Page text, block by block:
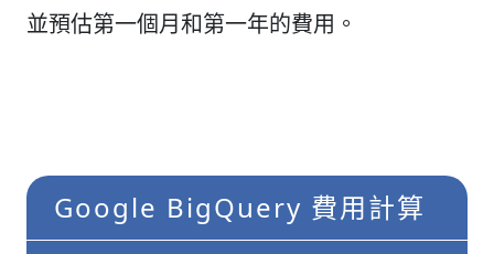
並預估第一個月和第一年的費用。
Google BigQuery 費用計算